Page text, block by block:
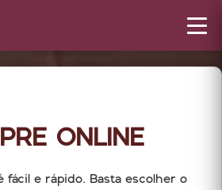
ONLINE
fácil e rápido. Basta escolher o